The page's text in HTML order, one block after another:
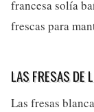
francesa solía
frescas para
LAS FRESAS DE
Las fresas